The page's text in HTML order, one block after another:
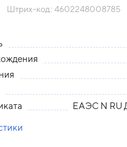
Штрих-код: 4602248008785
ЕАЭС N RU